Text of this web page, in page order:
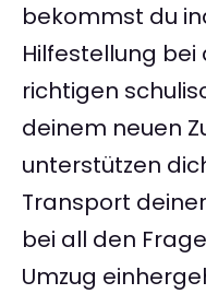
bekommst du
Hilfestellung
richtigen
deinem neuen
unterstützen
Transport
bei all den
Umzug